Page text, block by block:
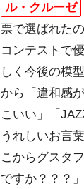
ル・クルーゼ
票で選ばれた
コンテストで
しく今後の模
から「違和感
こいい」「
うれしいお言
こからグスタ
ですか？？？